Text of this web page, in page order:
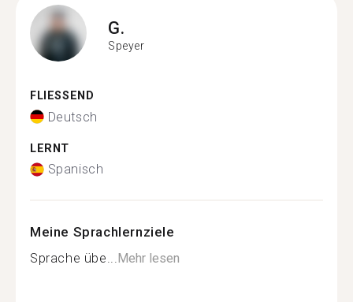
G.
Speyer
FLIESSEND
Deutsch
LERNT
Spanisch
Meine Sprachlernziele
Sprache übe...Mehr lesen